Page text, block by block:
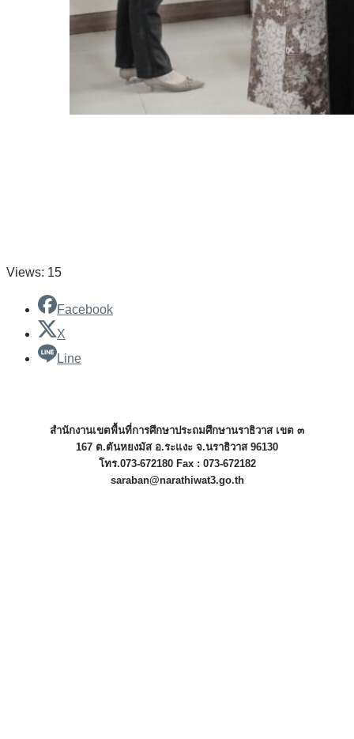
Views: 15
Facebook
X
Line
สำนักงานเขตพื้นที่การศึกษาประถมศึกษานราธิวาส เขต ๓
167 ต.ตันหยงมัส อ.ระแงะ จ.นราธิวาส 96130
โทร.073-672180 Fax : 073-672182
saraban@narathiwat3.go.th